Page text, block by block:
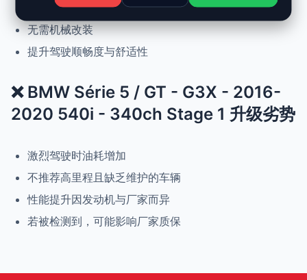
可随时恢复原厂设置
无需机械改装
提升驾驶顺畅度与舒适性
❌ BMW Série 5 / GT - G3X - 2016-
2020 540i - 340ch Stage 1 升级劣势
激烈驾驶时油耗增加
不推荐高里程且缺乏维护的车辆
性能提升因发动机与厂家而异
若被检测到，可能影响厂家质保